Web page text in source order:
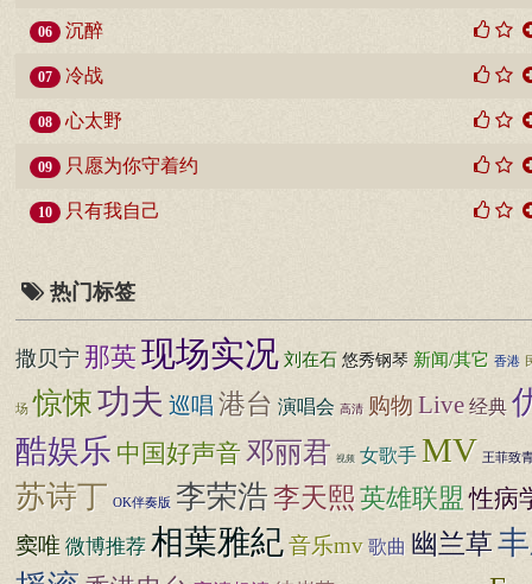
06 沉醉
07 冷战
08 心太野
09 只愿为你守着约
10 只有我自己
热门标签
撒贝宁 那英现场实况 刘在石 悠秀钢琴 新闻/其它 香港
场 惊悚功夫 巡唱港台 演唱会 高清 购物Live 经典
酷娱乐 中国好声音邓丽君 视频 女歌手 MV 王菲致
苏诗丁 OK伴奏版 李荣浩李天熙英雄联盟 性病
窦唯 微博推荐 相葉雅紀音乐mv 歌曲 幽兰草